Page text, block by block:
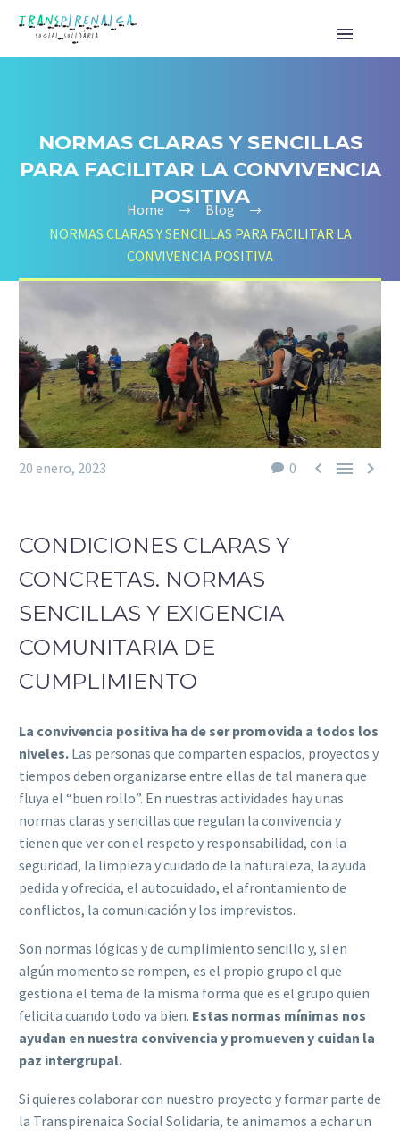
NORMAS CLARAS Y SENCILLAS
PARA FACILITAR LA CONVIVENCIA
POSITIVA
Home
Blog
NORMAS CLARAS Y SENCILLAS PARA FACILITAR LA
CONVIVENCIA POSITIVA
0   
20 enero, 2023
CONDICIONES CLARAS Y
CONCRETAS. NORMAS
SENCILLAS Y EXIGENCIA
COMUNITARIA DE
CUMPLIMIENTO
La convivencia positiva ha de ser promovida a todos los
niveles. Las personas que comparten espacios, proyectos y
tiempos deben organizarse entre ellas de tal manera que
fluya el “buen rollo”. En nuestras actividades hay unas
normas claras y sencillas que regulan la convivencia y
tienen que ver con el respeto y responsabilidad, con la
seguridad, la limpieza y cuidado de la naturaleza, la ayuda
pedida y ofrecida, el autocuidado, el afrontamiento de
conflictos, la comunicación y los imprevistos.
Son normas lógicas y de cumplimiento sencillo y, si en
algún momento se rompen, es el propio grupo el que
gestiona el tema de la misma forma que es el grupo quien
felicita cuando todo va bien. Estas normas mínimas nos
ayudan en nuestra convivencia y promueven y cuidan la
paz intergrupal.
Si quieres colaborar con nuestro proyecto y formar parte de
la Transpirenaica Social Solidaria, te animamos a echar un